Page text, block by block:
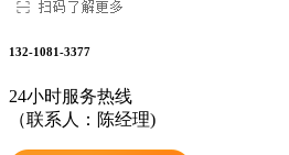
132-1081-3377
24小时服务热线
（联系人：陈经理)